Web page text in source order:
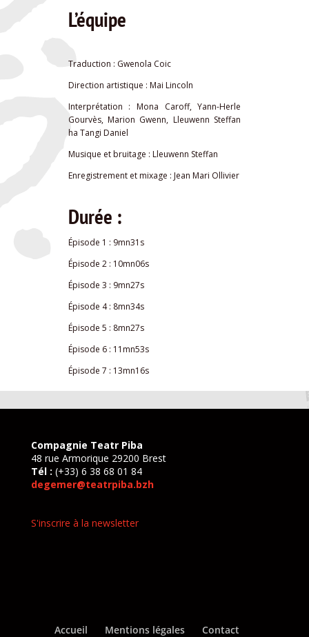
L’équipe
Traduction : Gwenola Coic
Direction artistique : Mai Lincoln
Interprétation : Mona Caroff, Yann-Herle
Gourvès, Marion Gwenn, Lleuwenn Steffan
ha Tangi Daniel
Musique et bruitage : Lleuwenn Steffan
Enregistrement et mixage : Jean Mari Ollivier
Durée :
Épisode 1 : 9mn31s
Épisode 2 : 10mn06s
Épisode 3 : 9mn27s
Épisode 4 : 8mn34s
Épisode 5 : 8mn27s
Épisode 6 : 11mn53s
Épisode 7 : 13mn16s
Compagnie Teatr Piba
48 rue Armorique 29200 Brest
Tél : (+33) 6 38 68 01 84
degemer@teatrpiba.bzh
S'inscrire à la newsletter
Accueil Mentions légales Contact